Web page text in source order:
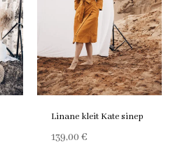
Linane kleit Kate sinep
139,00€